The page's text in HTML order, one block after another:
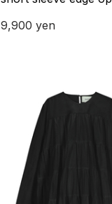
9,900 yen